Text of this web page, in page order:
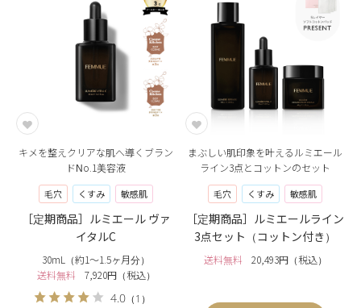
キメを整えクリアな肌へ導くブラン
ドNo.1美容液
毛穴 くすみ 敏感肌
［定期商品］ルミエール ヴァ
イタルC
30mL（約1〜1.5ヶ月分）
送料無料
7,920円（税込）
4.0（1）
まぶしい肌印象を叶えるルミエール
ライン3点とコットンのセット
毛穴 くすみ 敏感肌
［定期商品］ルミエールライン
3点セット（コットン付き）
送料無料 20,493円（税込）